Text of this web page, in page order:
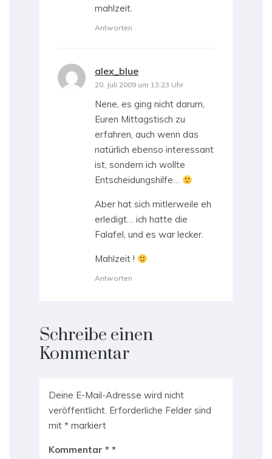
mahlzeit.
Antworten
alex_blue
20. Juli 2009 um 13:23 Uhr
Nene, es ging nicht darum,
Euren Mittagstisch zu
erfahren, auch wenn das
natürlich ebenso interessant
ist, sondern ich wollte
Entscheidungshilfe…
Aber hat sich mitlerweile eh
erledigt… ich hatte die
Falafel, und es war lecker.
Mahlzeit !
Antworten
Schreibe einen
Kommentar
Deine E-Mail-Adresse wird nicht
veröffentlicht. Erforderliche Felder sind
mit * markiert
Kommentar *